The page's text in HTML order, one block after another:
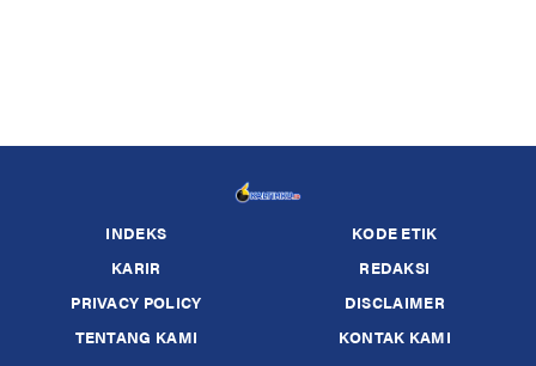
INDEKS
KODE ETIK
KARIR
REDAKSI
PRIVACY POLICY
DISCLAIMER
TENTANG KAMI
KONTAK KAMI